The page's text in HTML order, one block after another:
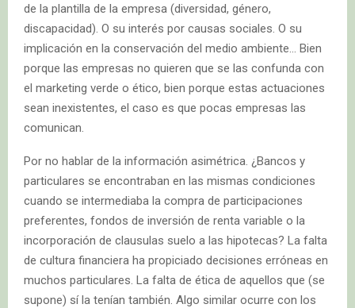
de la plantilla de la empresa (diversidad, género,
discapacidad). O su interés por causas sociales. O su
implicación en la conservación del medio ambiente… Bien
porque las empresas no quieren que se las confunda con
el marketing verde o ético, bien porque estas actuaciones
sean inexistentes, el caso es que pocas empresas las
comunican.
Por no hablar de la información asimétrica. ¿Bancos y
particulares se encontraban en las mismas condiciones
cuando se intermediaba la compra de participaciones
preferentes, fondos de inversión de renta variable o la
incorporación de clausulas suelo a las hipotecas? La falta
de cultura financiera ha propiciado decisiones erróneas en
muchos particulares. La falta de ética de aquellos que (se
supone) sí la tenían también. Algo similar ocurre con los